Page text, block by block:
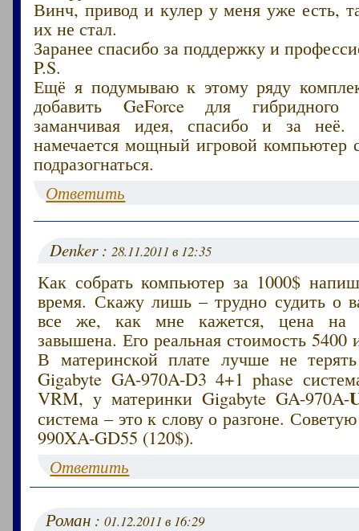
Винч, привод и кулер у меня уже есть,
их не стал.
Заранее спасибо за поддержку и
P.S.
Ещё я подумываю к этому ряду
добавить GeForce для
заманчивая идея, спасибо и за
намечается мощный игровой компьютер
подразогнаться.
Ответить
Denker :28.11.2011 в 12:35
Как собрать компьютер за 1000$
время. Скажу лишь – трудно судить о
все же, как мне кажется, цена на
завышена. Его реальная стоимость 5400
В материнской плате лучше не
Gigabyte GA-970A-D3 4+1 phase
VRM, у материнки Gigabyte GA-970A-
система – это к слову о разгоне.
990XA-GD55 (120$).
Ответить
Роман :01.12.2011 в 16:29